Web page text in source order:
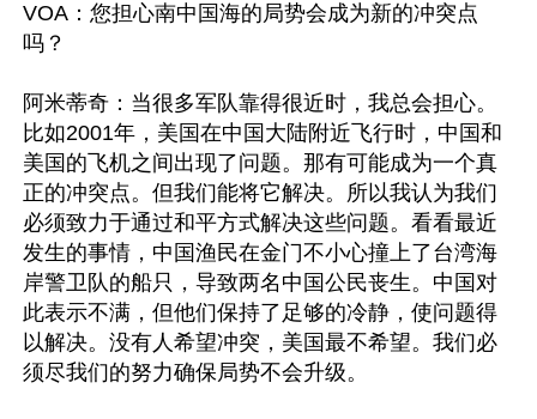
VOA：您担心南中国海的局势会成为新的冲突点
吗？
阿米蒂奇：当很多军队靠得很近时，我总会担心。
比如2001年，美国在中国大陆附近飞行时，中国和
美国的飞机之间出现了问题。那有可能成为一个真
正的冲突点。但我们能将它解决。所以我认为我们
必须致力于通过和平方式解决这些问题。看看最近
发生的事情，中国渔民在金门不小心撞上了台湾海
岸警卫队的船只，导致两名中国公民丧生。中国对
此表示不满，但他们保持了足够的冷静，使问题得
以解决。没有人希望冲突，美国最不希望。我们必
须尽我们的努力确保局势不会升级。